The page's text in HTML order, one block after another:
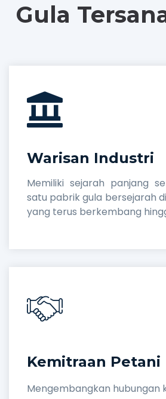
Gula
Warisan Industri
Memiliki sejarah panjang
satu pabrik gula bersejarah
yang terus berkembang
Kemitraan Petani
Mengembangkan hubungan